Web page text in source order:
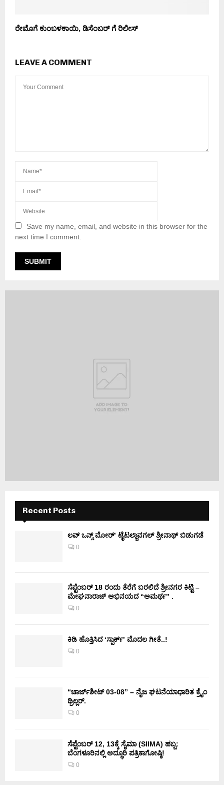
ರೇಮೊಗೆ ಕುಂಬಳಕಾಯಿ, ಡಿಸೆಂಬರ್ ಗೆ ರಿಲೀಸ್
LEAVE A COMMENT
Save my name, email, and website in this browser for the
next time I comment.
Recent Posts
ಲವ್ ಒನ್ಸ್ ಮೋರ್’ ಟೈಟಲ್ಜಾವಗಲ್ ಶ್ರೀನಾಥ್ ಬಿಡುಗಡೆ
0
ಸೆಪ್ಟೆಂಬರ್ 18 ರಂದು ತೆರೆಗೆ ಬರಲಿದೆ ಶ್ರೀನಗರ ಕಿಟ್ಟಿ –
ಮೇಘನಾರಾಜ್ ಅಭಿನಯದ “ಅಮರ್ಥ” .
0
ಕಿಡಿ‌‌ ಹೊತ್ತಿಸಿದ ‘ಸ್ಪಾರ್ಕ್’ ಮೊದಲ‌ ಗೀತೆ..!
0
“ಚಾರ್ಜ್‌ಶೀಟ್ 03-08” – ನೈಜ ಘಟನೆಯಾಧಾರಿತ ಕ್ರೈಂ
ಥ್ರಿಲ್ಲರ್.
0
ಸೆಪ್ಟೆಂಬರ್ 12, 13ಕ್ಕೆ ಸೈಮಾ (SIIMA) ಹಬ್ಬ:
ಬೆಂಗಳೂರಿನಲ್ಲಿ ಅದ್ಧೂರಿ ಪತ್ರಿಕಾಗೋಷ್ಠಿ!
0